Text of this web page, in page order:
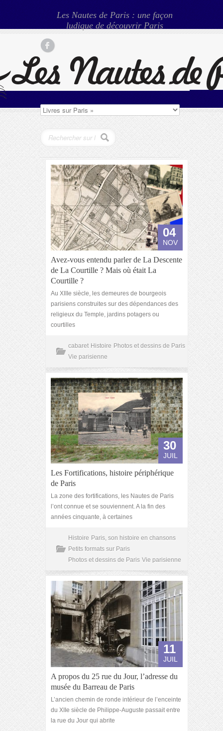
Les Nautes de Paris : une façon
ludique de découvrir Paris
04
NOV
Avez-vous entendu parler de La Descente
de La Courtille ? Mais où était La
Courtille ?
Au XIIIe siècle, les demeures de bourgeois
parisiens construites sur des dépendances des
religieux du Temple, jardins potagers ou
courtilles
cabaret Histoire Photos et dessins de Paris
Vie parisienne
30
JUIL
Les Fortifications, histoire périphérique
de Paris
La zone des fortifications, les Nautes de Paris
l’ont connue et se souviennent. A la fin des
années cinquante, à certaines
Histoire Paris, son histoire en chansons
Petits formats sur Paris
Photos et dessins de Paris Vie parisienne
11
JUIL
A propos du 25 rue du Jour, l’adresse du
musée du Barreau de Paris
L’ancien chemin de ronde intérieur de l’enceinte
du XIIe siècle de Philippe-Auguste passait entre
la rue du Jour qui abrite